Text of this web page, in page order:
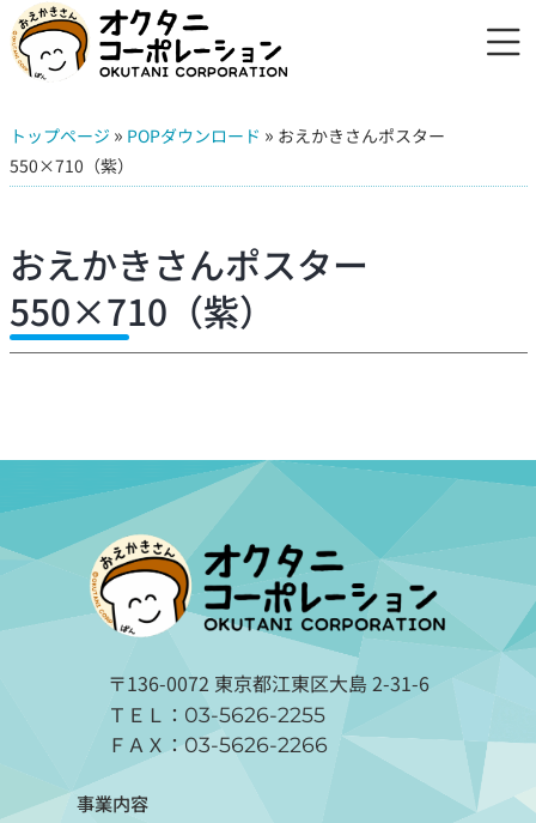
トップページ » POPダウンロード » おえかきさんポスター
550×710（紫）
おえかきさんポスター
550×710（紫）
〒136-0072 東京都江東区大島 2-31-6
ＴＥＬ： 03-5626-2255
ＦＡＸ： 03-5626-2266
事業内容